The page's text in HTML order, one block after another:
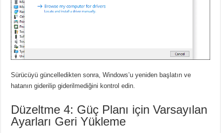
Sürücüyü güncelledikten sonra, Windows’u yeniden başlatın ve
hatanın giderilip giderilmediğini kontrol edin.
Düzeltme 4: Güç Planı için Varsayılan
Ayarları Geri Yükleme